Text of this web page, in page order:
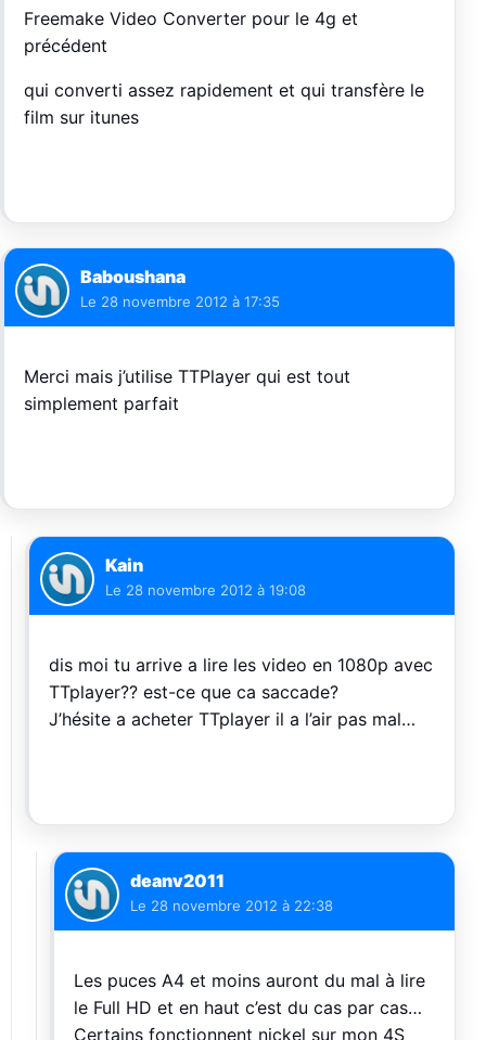
Freemake Video Converter pour le 4g et
précédent
qui converti assez rapidement et qui transfère le
film sur itunes
Baboushana
Le 28 novembre 2012 à 17:35
Merci mais j’utilise TTPlayer qui est tout
simplement parfait
Kain
Le 28 novembre 2012 à 19:08
dis moi tu arrive a lire les video en 1080p avec
TTplayer?? est-ce que ca saccade?
J’hésite a acheter TTplayer il a l’air pas mal…
deanv2011
Le 28 novembre 2012 à 22:38
Les puces A4 et moins auront du mal à lire
le Full HD et en haut c’est du cas par cas…
Certains fonctionnent nickel sur mon 4S